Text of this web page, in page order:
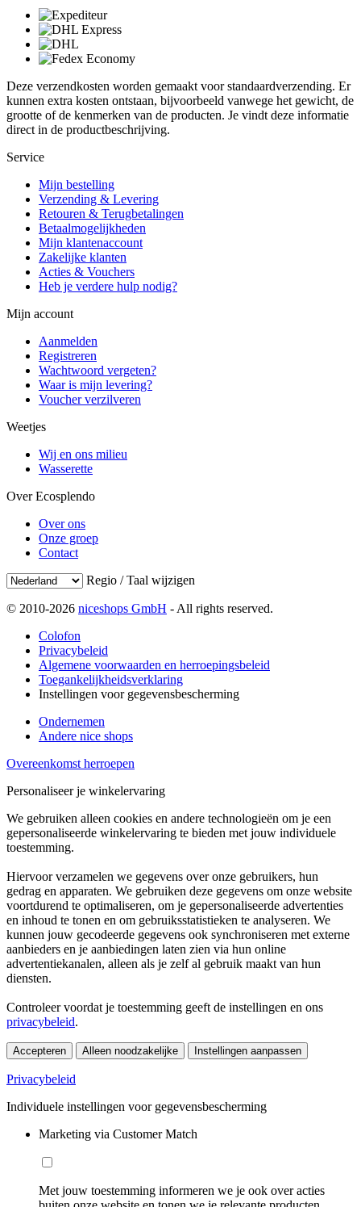
Deze verzendkosten worden gemaakt voor standaardverzending. Er
kunnen extra kosten ontstaan, bijvoorbeeld vanwege het gewicht, de
grootte of de kenmerken van de producten. Je vindt deze informatie
direct in de productbeschrijving.
Service
Mijn bestelling
Verzending & Levering
Retouren & Terugbetalingen
Betaalmogelijkheden
Mijn klantenaccount
Zakelijke klanten
Acties & Vouchers
Heb je verdere hulp nodig?
Mijn account
Aanmelden
Registreren
Wachtwoord vergeten?
Waar is mijn levering?
Voucher verzilveren
Weetjes
Wij en ons milieu
Wasserette
Over Ecosplendo
Over ons
Onze groep
Contact
Regio / Taal wijzigen
© 2010-2026 niceshops GmbH - All rights reserved.
Colofon
Privacybeleid
Algemene voorwaarden en herroepingsbeleid
Toegankelijkheidsverklaring
Instellingen voor gegevensbescherming
Ondernemen
Andere nice shops
Overeenkomst herroepen
Personaliseer je winkelervaring
We gebruiken alleen cookies en andere technologieën om je een
gepersonaliseerde winkelervaring te bieden met jouw individuele
toestemming.
Hiervoor verzamelen we gegevens over onze gebruikers, hun
gedrag en apparaten. We gebruiken deze gegevens om onze website
voortdurend te optimaliseren, om je gepersonaliseerde advertenties
en inhoud te tonen en om gebruiksstatistieken te analyseren. We
kunnen jouw gecodeerde gegevens ook synchroniseren met externe
aanbieders en je aanbiedingen laten zien via hun online
advertentiekanalen, alleen als je zelf al gebruik maakt van hun
diensten.
Controleer voordat je toestemming geeft de instellingen en ons
privacybeleid.
Accepteren Alleen noodzakelijke Instellingen aanpassen
Privacybeleid
Individuele instellingen voor gegevensbescherming
Marketing via Customer Match
Met jouw toestemming informeren we je ook over acties